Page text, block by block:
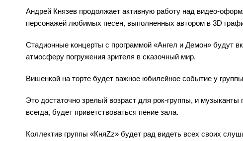
Андрей Князев продолжает активную работу над видео-
персонажей любимых песен, выполненных автором в 3D
Стадионные концерты с программой «Ангел и Демон» будут
атмосферу погружения зрителя в сказочный мир.
Вишенкой на торте будет важное юбилейное событие у
Это достаточно зрелый возраст для рок-группы, и
всегда, будет приветствоваться пение зала.
Коллектив группы «КняZz» будет рад видеть всех своих